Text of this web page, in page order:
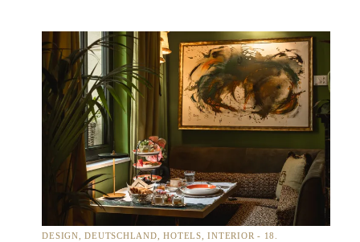
DESIGN DEUTSCHLAND HOTELS INTERIOR
18.